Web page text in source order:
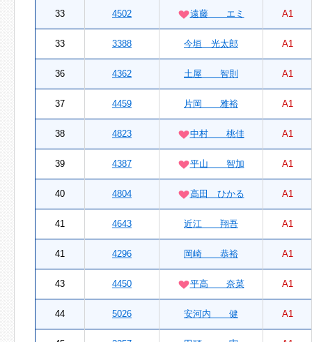
33 4502 遠藤 エミ A1
33 3388 今垣 光太郎 A1
36 4362 土屋 智則 A1
37 4459 片岡 雅裕 A1
38 4823 中村 桃佳 A1
39 4387 平山 智加 A1
40 4804 高田 ひかる A1
41 4643 近江 翔吾 A1
41 4296 岡崎 恭裕 A1
43 4450 平高 奈菜 A1
44 5026 安河内 健 A1